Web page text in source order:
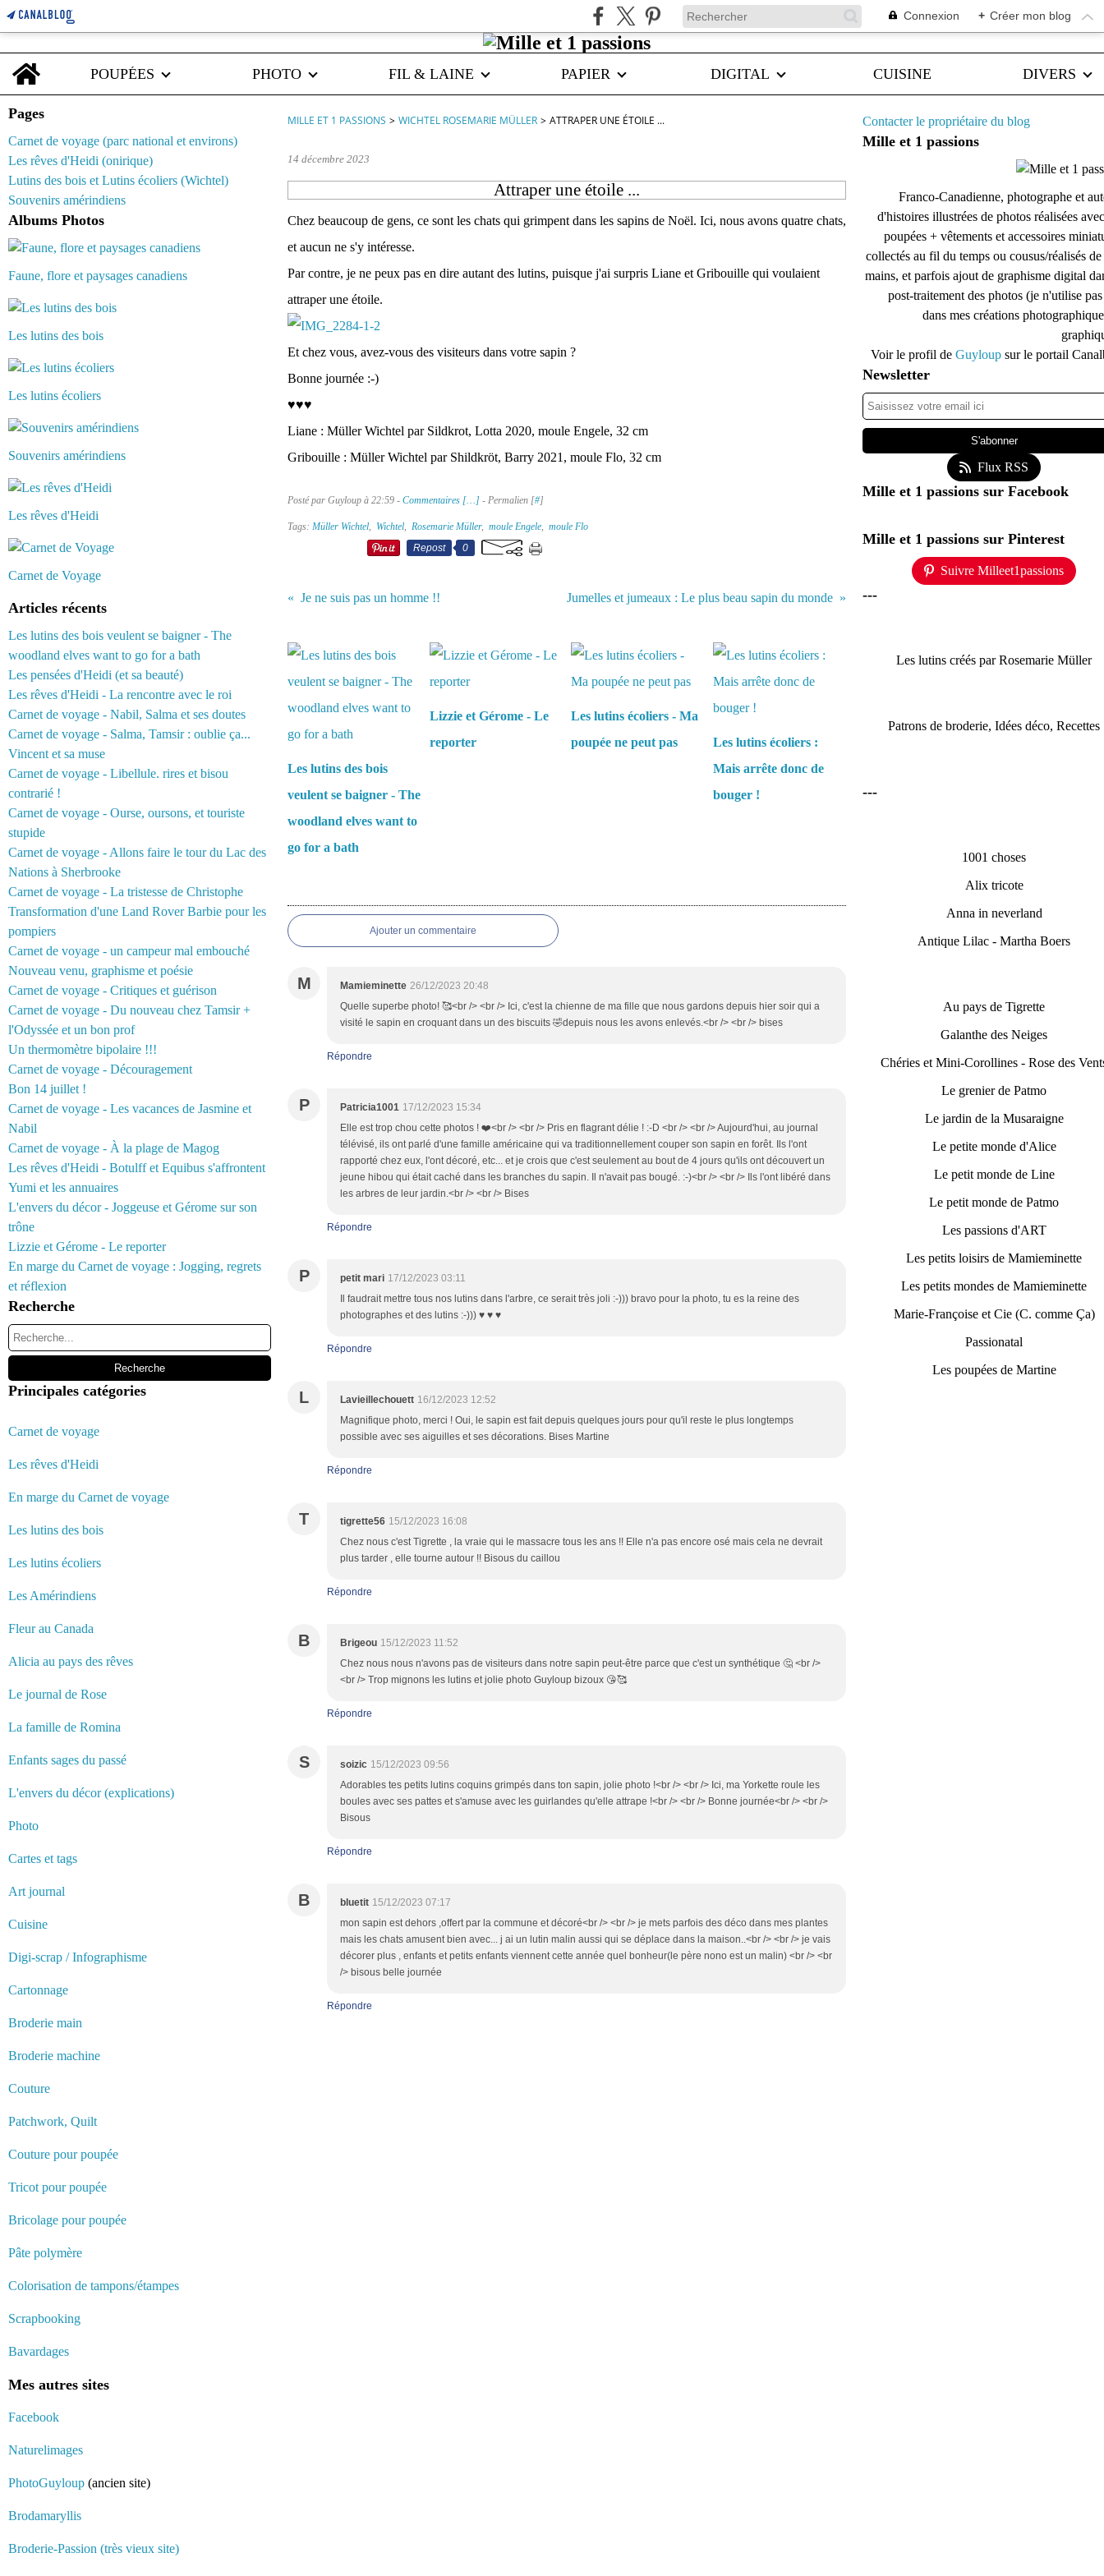
Connexion + Créer mon blog
Home
POUPÉES
PHOTO FIL & LAINE PAPIER DIGITAL CUISINE DIVERS
Pages
Carnet de voyage (parc national et environs)
Les rêves d'Heidi (onirique)
Lutins des bois et Lutins écoliers (Wichtel)
Souvenirs amérindiens
Albums Photos
Faune, flore et paysages canadiens
Les lutins des bois
Les lutins écoliers
Souvenirs amérindiens
Les rêves d'Heidi
Carnet de Voyage
Articles récents
Les lutins des bois veulent se baigner - The
woodland elves want to go for a bath
Les pensées d'Heidi (et sa beauté)
Les rêves d'Heidi - La rencontre avec le roi
Carnet de voyage - Nabil, Salma et ses doutes
Carnet de voyage - Salma, Tamsir : oublie ça...
Vincent et sa muse
Carnet de voyage - Libellule. rires et bisou
contrarié !
Carnet de voyage - Ourse, oursons, et touriste
stupide
Carnet de voyage - Allons faire le tour du Lac des
Nations à Sherbrooke
Carnet de voyage - La tristesse de Christophe
Transformation d'une Land Rover Barbie pour les
pompiers
Carnet de voyage - un campeur mal embouché
Nouveau venu, graphisme et poésie
Carnet de voyage - Critiques et guérison
Carnet de voyage - Du nouveau chez Tamsir +
l'Odyssée et un bon prof
Un thermomètre bipolaire !!!
Carnet de voyage - Découragement
Bon 14 juillet !
Carnet de voyage - Les vacances de Jasmine et
Nabil
Carnet de voyage - À la plage de Magog
Les rêves d'Heidi - Botulff et Equibus s'affrontent
Yumi et les annuaires
L'envers du décor - Joggeuse et Gérome sur son
trône
Lizzie et Gérome - Le reporter
En marge du Carnet de voyage : Jogging, regrets
et réflexion
Recherche
Principales catégories
Carnet de voyage
Les rêves d'Heidi
En marge du Carnet de voyage
Les lutins des bois
Les lutins écoliers
Les Amérindiens
Fleur au Canada
Alicia au pays des rêves
Le journal de Rose
La famille de Romina
Enfants sages du passé
L'envers du décor (explications)
Photo
Cartes et tags
Art journal
Cuisine
Digi-scrap / Infographisme
Cartonnage
Broderie main
Broderie machine
Couture
Patchwork, Quilt
Couture pour poupée
Tricot pour poupée
Bricolage pour poupée
Pâte polymère
Colorisation de tampons/étampes
Scrapbooking
Bavardages
Mes autres sites
Facebook
Naturelimages
PhotoGuyloup (ancien site)
Brodamaryllis
Broderie-Passion (très vieux site)
MILLE ET 1 PASSIONS > WICHTEL ROSEMARIE MÜLLER > ATTRAPER UNE ÉTOILE ...
14 décembre 2023
Attraper une étoile ...
Chez beaucoup de gens, ce sont les chats qui grimpent dans les sapins de Noël. Ici, nous avons quatre chats,
et aucun ne s'y intéresse.
Par contre, je ne peux pas en dire autant des lutins, puisque j'ai surpris Liane et Gribouille qui voulaient
attraper une étoile.
Et chez vous, avez-vous des visiteurs dans votre sapin ?
Bonne journée :-)
♥♥♥
Liane : Müller Wichtel par Sildkrot, Lotta 2020, moule Engele, 32 cm
Gribouille : Müller Wichtel par Shildkröt, Barry 2021, moule Flo, 32 cm
Posté par Guyloup à 22:59 - Commentaires […] - Permalien [#]
Tags: Müller Wichtel, Wichtel, Rosemarie Müller, moule Engele, moule Flo
Repost
0
Je ne suis pas un homme !! Jumelles et jumeaux : Le plus beau sapin du monde
Les lutins des bois
veulent se baigner - The
woodland elves want to
go for a bath
Lizzie et Gérome - Le
reporter
Les lutins écoliers - Ma
poupée ne peut pas
Les lutins écoliers :
Mais arrête donc de
bouger !
Ajouter un commentaire
M Mamieminette 26/12/2023 20:48
Quelle superbe photo! 🥰<br /> <br /> Ici, c'est la chienne de ma fille que nous gardons depuis hier soir qui a
visité le sapin en croquant dans un des biscuits 🤣depuis nous les avons enlevés.<br /> <br /> bises
Répondre
P Patricia1001 17/12/2023 15:34
Elle est trop chou cette photos ! ❤️<br /> <br /> Pris en flagrant délie ! :-D <br /> <br /> Aujourd'hui, au journal
télévisé, ils ont parlé d'une famille américaine qui va traditionnellement couper son sapin en forêt. Ils l'ont
rapporté chez eux, l'ont décoré, etc... et je crois que c'est seulement au bout de 4 jours qu'ils ont découvert un
jeune hibou qui était caché dans les branches du sapin. Il n'avait pas bougé. :-)<br /> <br /> Ils l'ont libéré dans
les arbres de leur jardin.<br /> <br /> Bises
Répondre
P petit mari 17/12/2023 03:11
Il faudrait mettre tous nos lutins dans l'arbre, ce serait très joli :-))) bravo pour la photo, tu es la reine des
photographes et des lutins :-))) ♥ ♥ ♥
Répondre
L Lavieillechouett 16/12/2023 12:52
Magnifique photo, merci ! Oui, le sapin est fait depuis quelques jours pour qu'il reste le plus longtemps
possible avec ses aiguilles et ses décorations. Bises Martine
Répondre
T tigrette56 15/12/2023 16:08
Chez nous c'est Tigrette , la vraie qui le massacre tous les ans !! Elle n'a pas encore osé mais cela ne devrait
plus tarder , elle tourne autour !! Bisous du caillou
Répondre
B Brigeou 15/12/2023 11:52
Chez nous nous n'avons pas de visiteurs dans notre sapin peut-être parce que c'est un synthétique 🤔 <br />
<br /> Trop mignons les lutins et jolie photo Guyloup bizoux 😘🥰
Répondre
S soizic 15/12/2023 09:56
Adorables tes petits lutins coquins grimpés dans ton sapin, jolie photo !<br /> <br /> Ici, ma Yorkette roule les
boules avec ses pattes et s'amuse avec les guirlandes qu'elle attrape !<br /> <br /> Bonne journée<br /> <br />
Bisous
Répondre
B bluetit 15/12/2023 07:17
mon sapin est dehors ,offert par la commune et décoré<br /> <br /> je mets parfois des déco dans mes plantes
mais les chats amusent bien avec... j ai un lutin malin aussi qui se déplace dans la maison..<br /> <br /> je vais
décorer plus , enfants et petits enfants viennent cette année quel bonheur(le père nono est un malin) <br /> <br
/> bisous belle journée
Répondre
Contacter le propriétaire du blog
Mille et 1 passions
Franco-Canadienne, photographe et
d'histoires illustrées de photos réalisées
poupées + vêtements et accessoires
collectés au fil du temps ou cousus/réalisés de
mains, et parfois ajout de graphisme digital
post-traitement des photos (je n'utilise
dans mes créations
Voir le profil de Guyloup sur le portail
Newsletter
Flux RSS
Mille et 1 passions sur Facebook
Mille et 1 passions sur Pinterest
Suivre Milleet1passions
---
Les lutins créés par Rosemarie Müller
Patrons de broderie, Idées déco, Recettes
---
1001 choses
Alix tricote
Anna in neverland
Antique Lilac - Martha Boers
Au pays de Tigrette
Galanthe des Neiges
Chéries et Mini-Corollines - Rose des
Le grenier de Patmo
Le jardin de la Musaraigne
Le petite monde d'Alice
Le petit monde de Line
Le petit monde de Patmo
Les passions d'ART
Les petits loisirs de Mamieminette
Les petits mondes de Mamieminette
Marie-Françoise et Cie (C. comme Ça)
Passionatal
Les poupées de Martine